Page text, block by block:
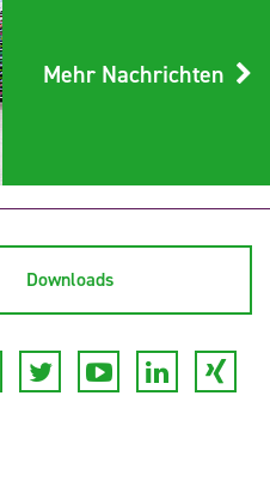
Mehr Nachrichten
Downloads